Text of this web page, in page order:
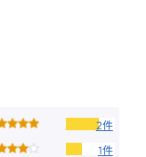
2件
1件